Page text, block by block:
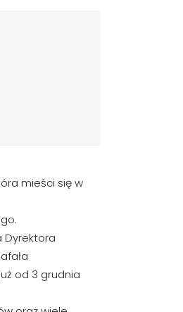
mieści się w
Dyrektora
od 3 grudnia